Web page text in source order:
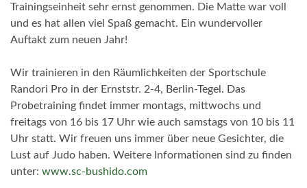
Trainingseinheit sehr ernst genommen. Die Matte war voll
und es hat allen viel Spaß gemacht. Ein wundervoller
Auftakt zum neuen Jahr!
Wir trainieren in den Räumlichkeiten der Sportschule
Randori Pro in der Ernststr. 2-4, Berlin-Tegel. Das
Probetraining findet immer montags, mittwochs und
freitags von 16 bis 17 Uhr wie auch samstags von 10 bis 11
Uhr statt. Wir freuen uns immer über neue Gesichter, die
Lust auf Judo haben. Weitere Informationen sind zu finden
unter: www.sc-bushido.com